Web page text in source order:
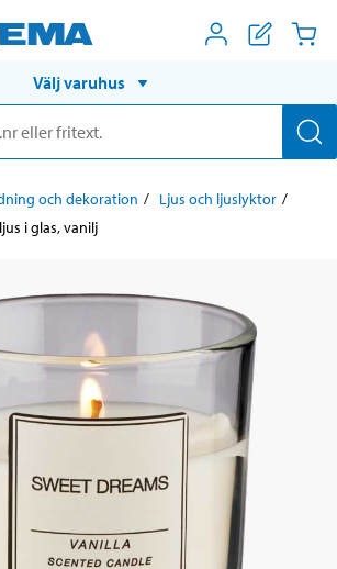
Välj varuhus
och dekoration
Ljus och ljuslyktor
i glas, vanilj